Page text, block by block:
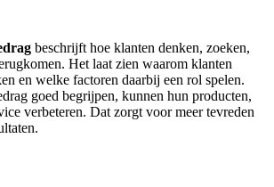
beschrijft hoe klanten denken, zoeken,
Het laat zien waarom klanten
en welke factoren daarbij een rol spelen.
goed begrijpen, kunnen hun producten,
verbeteren. Dat zorgt voor meer tevreden